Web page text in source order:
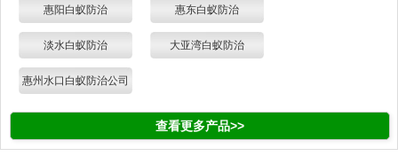
惠阳白蚁防治 惠东白蚁防治
淡水白蚁防治 大亚湾白蚁防治
惠州水口白蚁防治公司
查看更多产品>>